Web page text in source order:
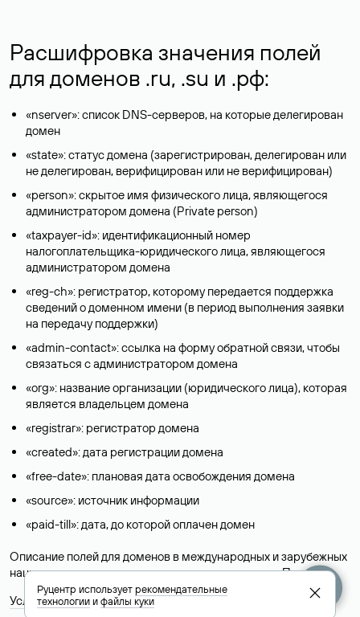
Расшифровка значения полей
для доменов .ru, .su и .рф:
«nserver»: список DNS-серверов, на которые делегирован
домен
«state»: статус домена (зарегистрирован, делегирован или
не делегирован, верифицирован или не верифицирован)
«person»: скрытое имя физического лица, являющегося
администратором домена (Privatе person)
«taxpayer-id»: идентификационный номер
налогоплательщика-юридического лица, являющегося
администратором домена
«reg-ch»: регистратор, которому передается поддержка
сведений о доменном имени (в период выполнения заявки
на передачу поддержки)
«admin-contact»: ссылка на форму обратной связи, чтобы
связаться с администратором домена
«org»: название организации (юридического лица), которая
является владельцем домена
«registrar»: регистратор домена
«created»: дата регистрации домена
«free-date»: плановая дата освобождения домена
«source»: источник информации
«paid-till»: дата, до которой оплачен домен
Описание полей для доменов в международных и зарубежных
национальных доменах представлены в разделе «Помощь».
Условия использования Whois-сервиса
Руцентр используетрекомендательные
технологииифайлы куки